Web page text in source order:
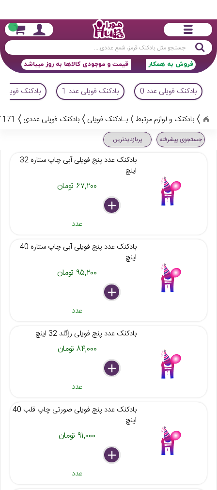
جستجو
قیمت و موجودی کالاها به روز میباشد فروش به همکار
بادکنک فویلی عدد 0 بادکنک فویلی عدد 1 بادکنک فویلی
بادکنک و لوازم مرتبط بـادکنک فویلی بادکنک فویلی عددی 171 کالا
جستجوی پیشرفته پربازدیدترین
بادکنک عدد پنج فویلی آبی چاپ ستاره 32
اینچ
۶۷,۲۰۰ تومان
delete
remove
add
عدد
بادکنک عدد پنج فویلی آبی چاپ ستاره 40
اینچ
۹۵,۲۰۰ تومان
delete
remove
add
عدد
بادکنک عدد پنج فویلی رزگلد 32 اینچ
۸۴,۰۰۰ تومان
delete
remove
add
عدد
بادکنک عدد پنج فویلی صورتی چاپ قلب 40
اینچ
۹۱,۰۰۰ تومان
delete
remove
add
عدد